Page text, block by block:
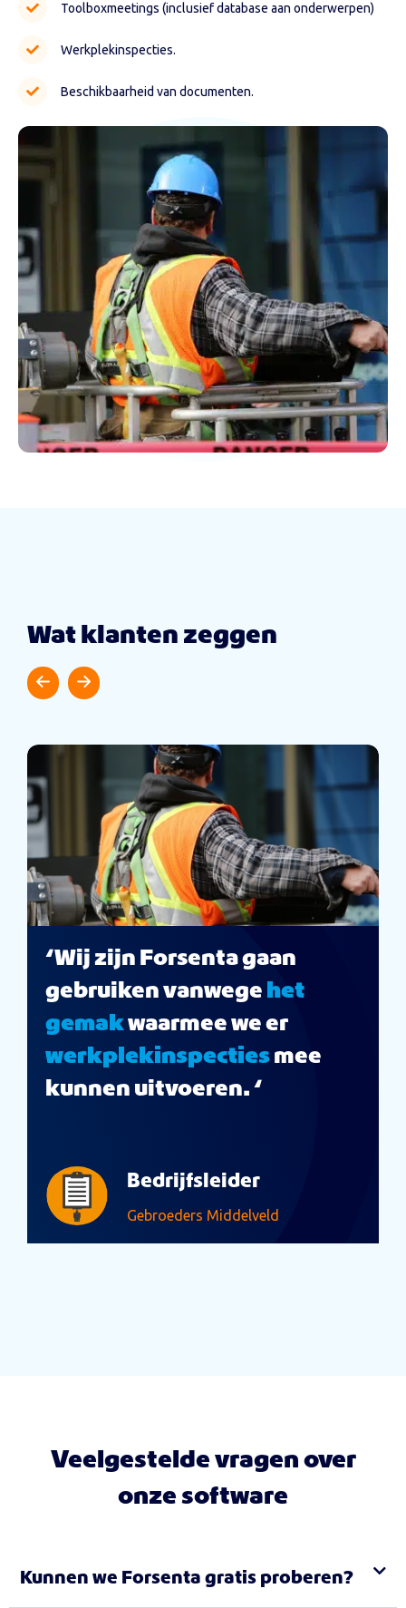
Toolboxmeetings (inclusief database aan onderwerpen)
Werkplekinspecties.
Beschikbaarheid van documenten.
Wat klanten zeggen
‘Wij zijn Forsenta gaan
gebruiken vanwege het
gemakwaarmee we er
werkplekinspecties mee
kunnen uitvoeren. ‘
Bedrijfsleider
Gebroeders Middelveld
Veelgestelde vragen over
onze software
Kunnen we Forsenta gratis proberen?